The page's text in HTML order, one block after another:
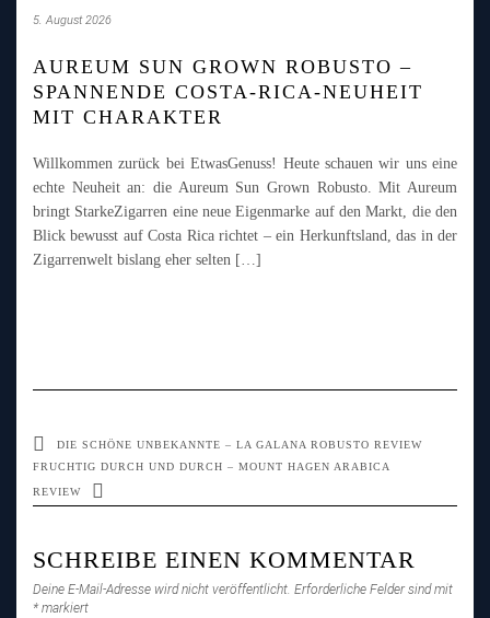
5. August 2026
AUREUM SUN GROWN ROBUSTO –
SPANNENDE COSTA-RICA-NEUHEIT
MIT CHARAKTER
Willkommen zurück bei EtwasGenuss! Heute schauen wir uns eine
echte Neuheit an: die Aureum Sun Grown Robusto. Mit Aureum
bringt StarkeZigarren eine neue Eigenmarke auf den Markt, die den
Blick bewusst auf Costa Rica richtet – ein Herkunftsland, das in der
Zigarrenwelt bislang eher selten […]
DIE SCHÖNE UNBEKANNTE – LA GALANA ROBUSTO REVIEW
FRUCHTIG DURCH UND DURCH – MOUNT HAGEN ARABICA
REVIEW
SCHREIBE EINEN KOMMENTAR
Deine E-Mail-Adresse wird nicht veröffentlicht. Erforderliche Felder sind mit
* markiert